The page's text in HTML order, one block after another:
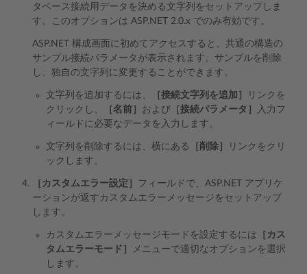
タベース接続用データを決める文字列をセットアップしま
す。このオプションは ASP.NET 2.0.x でのみ有効です。
ASP.NET 構成画面に初めてアクセスすると、共通の構造の
サンプル接続パラメータが表示されます。サンプルを削除
し、独自の文字列に変更することができます。
文字列を追加するには、 ［接続文字列を追加］
リンクを
クリックし、
［名前］ および ［接続パラメータ］
入力フ
ィールドに必要なデータを入力します。
文字列を削除するには、横にある ［削除］
リンクをクリ
ックします。
［カスタムエラー設定］ フィールドで、ASP.NET アプリケ
ーションが返すカスタムエラーメッセージをセットアップ
します。
カスタムエラーメッセージモードを設定するには ［カス
タムエラーモード］
メニューで適切なオプションを選択
します。